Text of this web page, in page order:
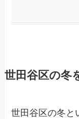
世田谷区の冬
世田谷区の冬と